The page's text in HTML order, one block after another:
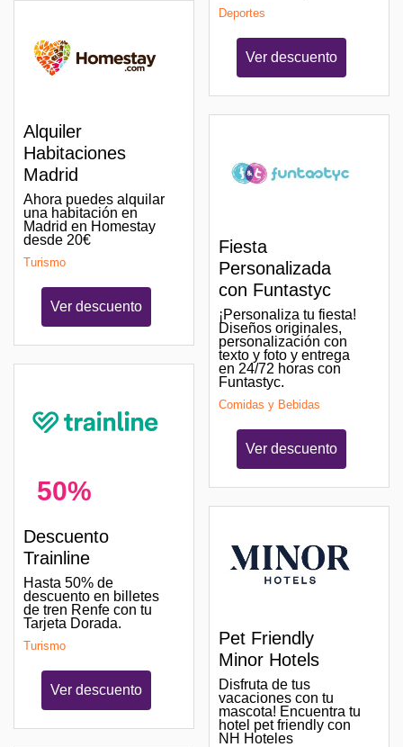
Alquiler
Habitaciones
Madrid
Ahora puedes alquilar
una habitación en
Madrid en Homestay
desde 20€
Turismo
Ver descuento
50%
Descuento
Trainline
Hasta 50% de
descuento en billetes
de tren Renfe con tu
Tarjeta Dorada.
Turismo
Ver descuento
Deportes
Ver descuento
Fiesta
Personalizada
con Funtastyc
¡Personaliza tu fiesta!
Diseños originales,
personalización con
texto y foto y entrega
en 24/72 horas con
Funtastyc.
Comidas y Bebidas
Ver descuento
Pet Friendly
Minor Hotels
Disfruta de tus
vacaciones con tu
mascota! Encuentra tu
hotel pet friendly con
NH Hoteles